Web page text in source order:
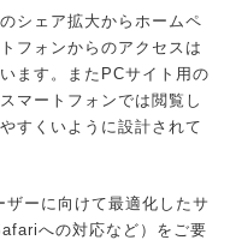
シェア拡大からホームペ
フォンからのアクセスは
ます。またPCサイト用の
マートフォンでは閲覧し
すくいように設計されて
ーに向けて最適化したサ
への対応など）をご要